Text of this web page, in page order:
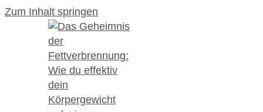
Zum Inhalt springen